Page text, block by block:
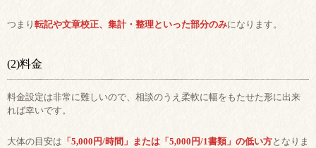
つまり 転記や文章校正、集計・整理といった部分のみになります。
(2)料金
料金設定は非常に難しいので、相談のうえ柔軟に幅をもたせた形に出来
れば幸いです。
大体の目安は 「5,000円/時間」または「5,000円/1書類」の低い方となりま